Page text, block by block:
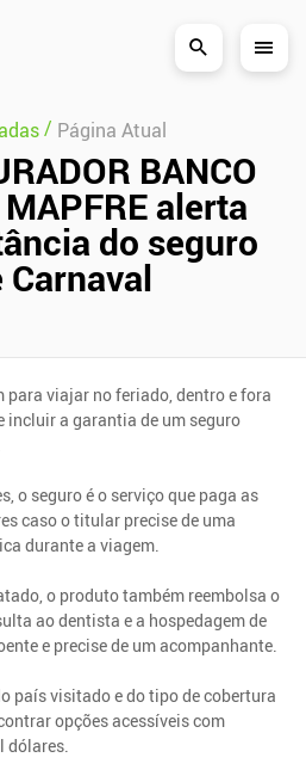
/ Página Atual
BANCO
alerta
do seguro
para viajar no feriado, dentro e fora
incluir a garantia de um seguro
o seguro é o serviço que paga as
caso o titular precise de uma
durante a viagem.
o produto também reembolsa o
ao dentista e a hospedagem de
e precise de um acompanhante.
país visitado e do tipo de cobertura
opções acessíveis com
dólares.